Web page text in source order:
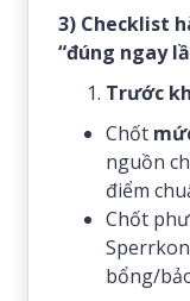
3) Checklist
“đúng ngay
Trước
Chốt
nguồn
điểm
Chốt
bổng/